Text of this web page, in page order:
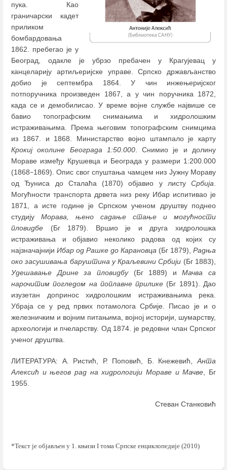
пука. Као
граничарски кадет
приликом
бомбардовања
1862. пребегао је у
Београд, одакле је убрзо пребачен у Крагујевац у
канцеларију артиљеријске управе. Српско држављанство
добио је септембра 1864. У чин инжењеријског
потпоручника произведен 1867, а у чин поручника 1872,
када се и демобилисао. У време војне службе највише се
бавио топографским снимањима и хидролошким
истраживањима. Према његовим топографским снимцима
из 1867. и 1868. Министарство војно штампало је карту
Крокиј околине Београда 1:50.000. Снимио је и долину
Мораве између Крушевца и Београда у размери 1:200.000
(1868–1869). Опис свог спуштања чамцем низ Јужну Мораву
од Ђуниса до Сталаћа (1870) објавио у листу Србија.
Могућности транспорта дрвета низ реку Ибар испитивао је
1871, а исте године је Српском ученом друштву поднео
студију Морава, њено садање стање и могућности
пловидбе (Бг 1879). Вршио је и друга хидролошка
истраживања и објавио неколико радова од којих су
најзначајнији Ибар од Рашке до Карановца (Бг 1879), Радња
око засушивања баруштина у Краљевини Србији (Бг 1883),
Удешавање Дрине за пловидбу(Бг 1889) иМачва са
нарочитим погледом на поплавне прилике (Бг 1891). Дао
изузетан допринос хидролошким истраживањима река.
Убраја се у ред првих потамолога Србије. Писао је и о
железничким и војним питањима, војној историји, шумарству,
археологији и пчеларству. Од 1874. је редовни члан Српског
ученог друштва.
ЛИТЕРАТУРА: А. Ристић, Р. Поповић, Б. Кнежевић, Анта
Алексић и његов рад на хидрологији Мораве и Мачве , Бг
1955.
Стеван Станковић
*Текст је објављен у 1. књизи I тома Српске енциклопедије (2010)